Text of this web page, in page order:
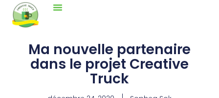
Ma nouvelle partenaire
dans le projet Creative
Truck